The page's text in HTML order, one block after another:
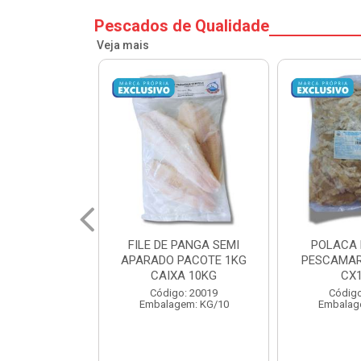
Pescados de Qualidade
Veja mais
POLACA DESFIADA
PESCAMARES PCT5KG
CX10KG
Código: 20161
Embalagem: KG/10
POLACA